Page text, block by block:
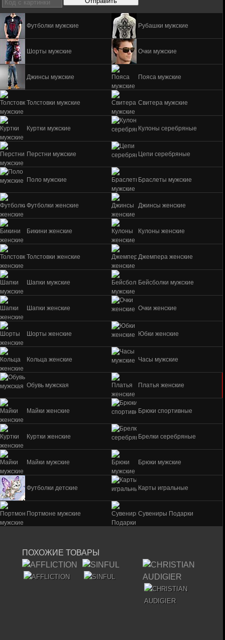
Футболки мужские Рубашки мужские
Шорты мужские Очки мужские
Джинсы мужские Пояса мужские
Толстовки мужские Свитера мужские
Куртки мужские Кулоны серебряные
Перстни мужские Цепи серебряные
Поло мужские Браслеты мужские
Футболки женские Джинсы женские
Бикини женские Кулоны женские
Толстовки женские Джемпера женские
Шапки мужские Бейсболки мужские
Шапки женские Очки женские
Шорты женские Юбки женские
Кольца женские Часы мужские
Обувь мужская Платья женские
Майки женские Брюки спортивные
Куртки женские Брелки серебряные
Майки мужские Брюки мужские
Футболки детские Карты игральные
Портмоне мужские Сувениры Подарки
ПОХОЖИЕ ТОВАРЫ